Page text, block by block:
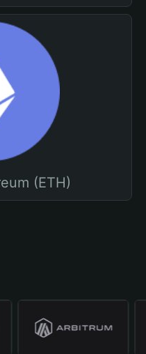
(ETH)